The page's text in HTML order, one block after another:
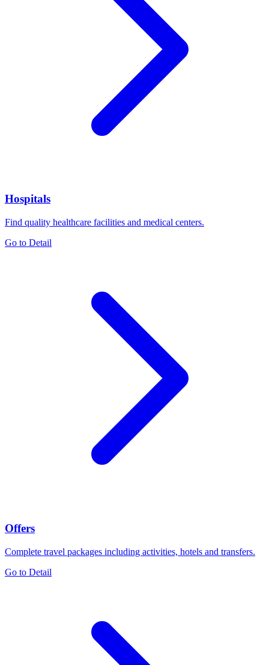
Hospitals
Find quality healthcare facilities and medical centers.
Go to Detail
Offers
Complete travel packages including activities, hotels and transfers.
Go to Detail